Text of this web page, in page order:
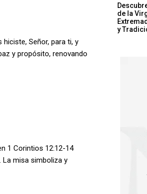
Señor, para ti, y
y propósito, renovando
1 Corintios 12:12-14
misa simboliza y
de la
y